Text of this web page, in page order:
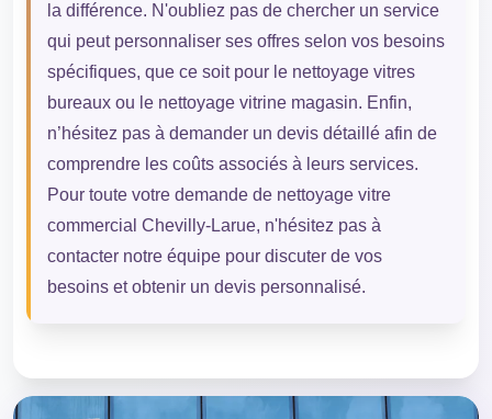
la différence. N'oubliez pas de chercher un service
qui peut personnaliser ses offres selon vos besoins
spécifiques, que ce soit pour le nettoyage vitres
bureaux ou le nettoyage vitrine magasin. Enfin,
n’hésitez pas à demander un devis détaillé afin de
comprendre les coûts associés à leurs services.
Pour toute votre demande de nettoyage vitre
commercial Chevilly-Larue, n'hésitez pas à
contacter notre équipe pour discuter de vos
besoins et obtenir un devis personnalisé.